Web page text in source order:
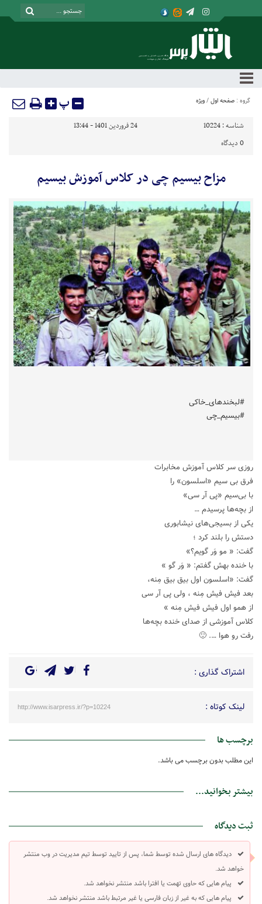
گروه : صفحه اول / ویژه پ
شناسه : 10224
24 فروردین 1401 - 13:44
0 دیدگاه
مزاح بیسیم چی در کلاس آموزش بیسیم
#لبخندهای_خاکی
#بیسیم_چی
روزی سر کلاس آموزش مخابرات
فرق بی‌ سیم «اسلسون» را
با بی‌سیم «پی‌ آر سی»
از بچه‌ها پرسیدم …
یکی از بسیجی‌های نیشابوری
دستش را بلند کرد ؛
گفت: « مو وَر گویم؟»
با خنده بهش گفتم: « وَر گو »
گفت: «اسلسون اول بیق بیق مِنه،
بعد فیش فیش مِنه ، ولی پی آر سی
از همو اول فیش فیش مِنه »
کلاس آموزشی از صدای خنده‌ بچه‌ها
رفت رو هوا …. 🙂
اشتراک گذاری :
لینک کوتاه : http://www.isarpress.ir/?p=10224
برچسب ها
این مطلب بدون برچسب می باشد.
بیشتر بخوانید...
ثبت دیدگاه
دیدگاه های ارسال شده توسط شما، پس از تایید توسط تیم مدیریت در وب منتشر
خواهد شد.
پیام هایی که حاوی تهمت یا افترا باشد منتشر نخواهد شد.
پیام هایی که به غیر از زبان فارسی یا غیر مرتبط باشد منتشر نخواهد شد.